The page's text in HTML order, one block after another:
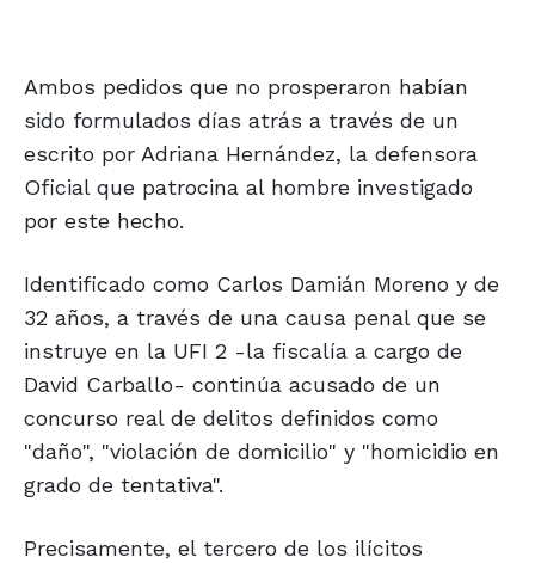
Ambos pedidos que no prosperaron habían
sido formulados días atrás a través de un
escrito por Adriana Hernández, la defensora
Oficial que patrocina al hombre investigado
por este hecho.
Identificado como Carlos Damián Moreno y de
32 años, a través de una causa penal que se
instruye en la UFI 2 -la fiscalía a cargo de
David Carballo- continúa acusado de un
concurso real de delitos definidos como
"daño", "violación de domicilio" y "homicidio en
grado de tentativa".
Precisamente, el tercero de los ilícitos